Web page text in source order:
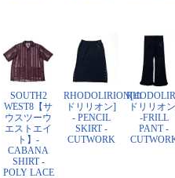
SOUTH2
WEST8【サ
ウスツーウ
エストエイ
ト】-
CABANA
SHIRT -
POLY LACE
RHODOLIRION[ロ
ドリリオン]
- PENCIL
SKIRT -
CUTWORK
ドリリオ
-FRILL
PANT -